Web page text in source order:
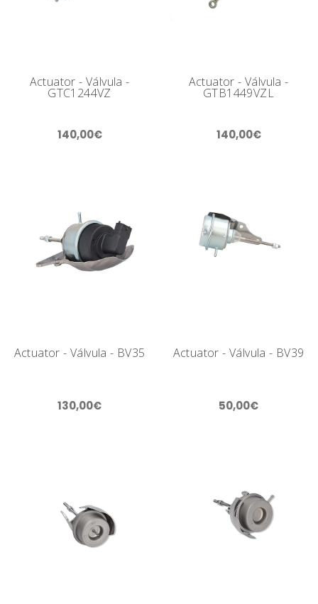
Actuator - Válvula -
GTC1244VZ
140,00€
Actuator - Válvula -
GTB1449VZL
140,00€
Actuator - Válvula - BV35
130,00€
Actuator - Válvula - BV39
50,00€